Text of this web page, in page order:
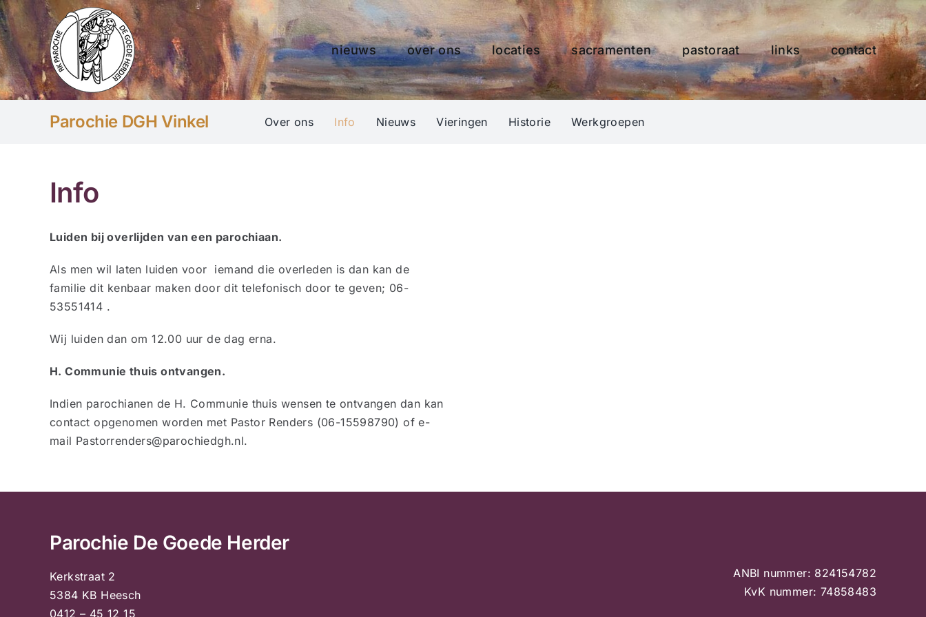
Ga
naar
inhoud
nieuws over ons locaties sacramenten pastoraat links contact
Parochie DGH Vinkel Over ons Info Nieuws Vieringen Historie Werkgroepen
Info
Luiden bij overlijden van een parochiaan.
Als men wil laten luiden voor iemand die overleden is dan kan de
familie dit kenbaar maken door dit telefonisch door te geven; 06-
53551414 .
Wij luiden dan om 12.00 uur de dag erna.
H. Communie thuis ontvangen.
Indien parochianen de H. Communie thuis wensen te ontvangen dan kan
contact opgenomen worden met Pastor Renders (06-15598790) of e-
mail Pastorrenders@parochiedgh.nl.
Parochie De Goede Herder
Kerkstraat 2
5384 KB Heesch
0412 – 45 12 15
ANBI nummer: 824154782
KvK nummer: 74858483